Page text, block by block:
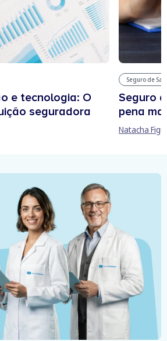
e tecnologia: O
seguradora
Seguro de
Seguro
pena
Natacha